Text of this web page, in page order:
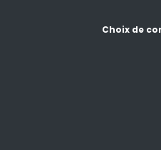
Choix de